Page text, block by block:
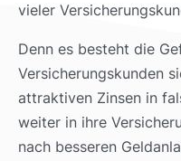
vieler
Denn es besteht die
Versicherungskunden
attraktiven Zinsen in
weiter in ihre
nach besseren